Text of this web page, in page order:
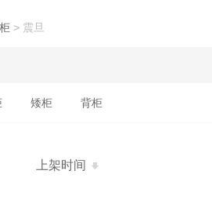
> 震旦
矮柜 背柜
上架时间